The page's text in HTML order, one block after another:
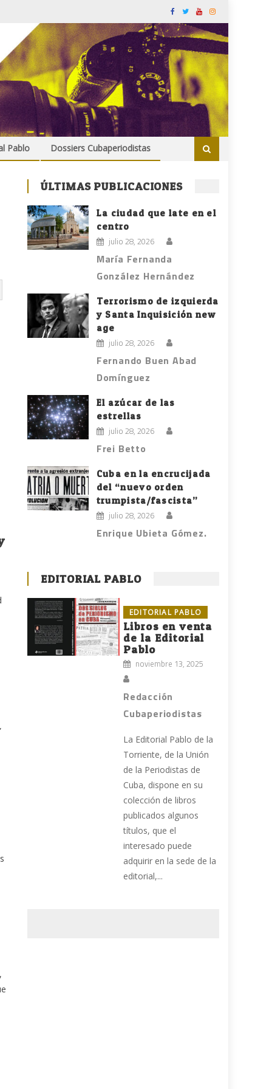
Pablo Dossiers Cubaperiodistas
ÚLTIMAS PUBLICACIONES
La ciudad que late en el
centro
julio 28, 2026
María Fernanda
González Hernández
Terrorismo de izquierda
y Santa Inquisición new
age
julio 28, 2026
Fernando Buen Abad
Domínguez
El azúcar de las
estrellas
julio 28, 2026
Frei Betto
Cuba en la encrucijada
del “nuevo orden
trumpista/fascista”
julio 28, 2026
Enrique Ubieta Gómez.
EDITORIAL PABLO
EDITORIAL PABLO
Libros en venta
de la Editorial
Pablo
noviembre 13, 2025
Redacción
Cubaperiodistas
La Editorial Pablo de la
Torriente, de la Unión
de la Periodistas de
Cuba, dispone en su
colección de libros
publicados algunos
títulos, que el
interesado puede
adquirir en la sede de la
editorial,...